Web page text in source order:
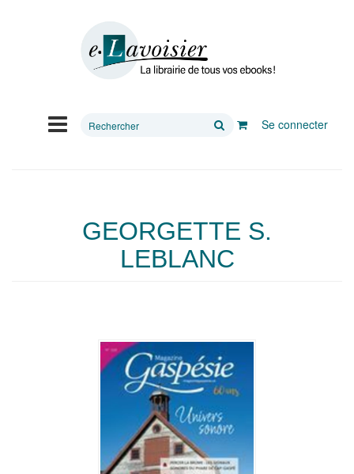
Rechercher
Se connecter
GEORGETTE S.
LEBLANC